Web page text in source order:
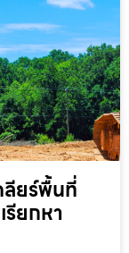
ลียร์พื้นที่
รียกหา